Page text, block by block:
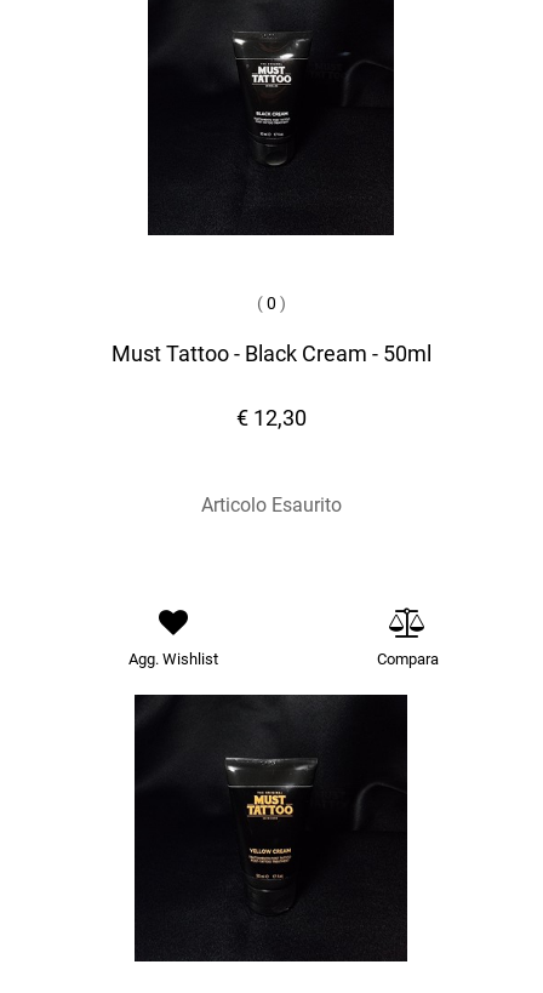
(0 )
Must Tattoo - Black Cream - 50ml
€ 12,30
Articolo Esaurito
Agg. Wishlist Compara